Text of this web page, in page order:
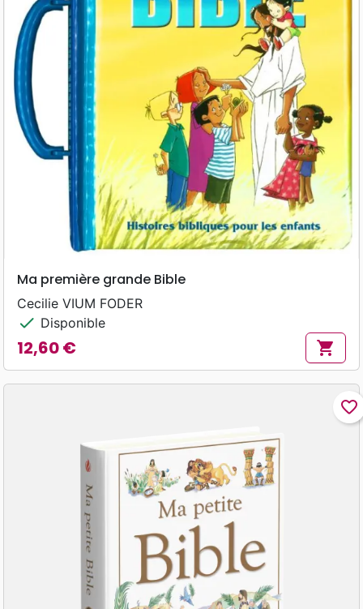
Ma première grande Bible
Cecilie VIUM FODER
check Disponible
Prix
12,60 € shopping_cart
favorite_border